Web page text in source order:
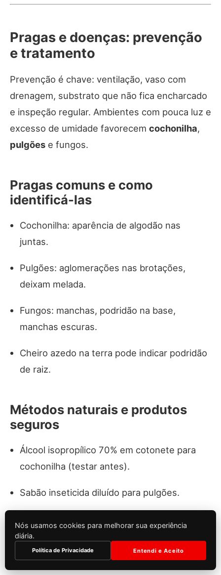
Pragas e doenças: prevenção
e tratamento
Prevenção é chave: ventilação, vaso com
drenagem, substrato que não fica encharcado
e inspeção regular. Ambientes com pouca luz e
excesso de umidade favorecem cochonilha,
pulgões e fungos.
Pragas comuns e como
identificá-las
Cochonilha: aparência de algodão nas
juntas.
Pulgões: aglomerações nas brotações,
deixam melada.
Fungos: manchas, podridão na base,
manchas escuras.
Cheiro azedo na terra pode indicar podridão
de raiz.
Métodos naturais e produtos
seguros
Álcool isopropílico 70% em cotonete para
cochonilha (testar antes).
Sabão inseticida diluído para pulgões.
de ciclo.
Podar partes afetadas e isolar a planta por 2
Nós usamos cookies para melhorar sua experiência
diária.
Política de Privacidade Entendi e Aceito